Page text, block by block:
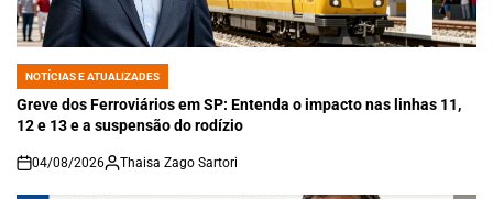
POSTED
IN
NOTÍCIAS E ATUALIZADES
Greve dos Ferroviários em SP: Entenda o impacto nas linhas 11,
12 e 13 e a suspensão do rodízio
on
04/08/2026 Thaisa Zago Sartori